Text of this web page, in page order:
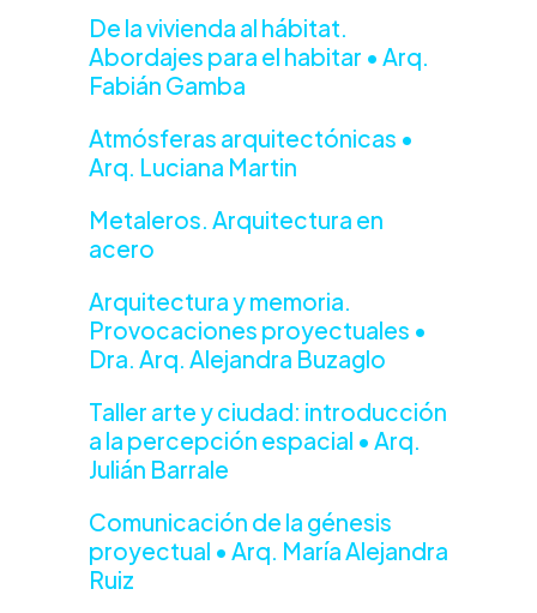
De la vivienda al hábitat.
Abordajes para el habitar • Arq.
Fabián Gamba
Atmósferas arquitectónicas •
Arq. Luciana Martin
Metaleros. Arquitectura en
acero
Arquitectura y memoria.
Provocaciones proyectuales •
Dra. Arq. Alejandra Buzaglo
Taller arte y ciudad: introducción
a la percepción espacial • Arq.
Julián Barrale
Comunicación de la génesis
proyectual • Arq. María Alejandra
Ruiz